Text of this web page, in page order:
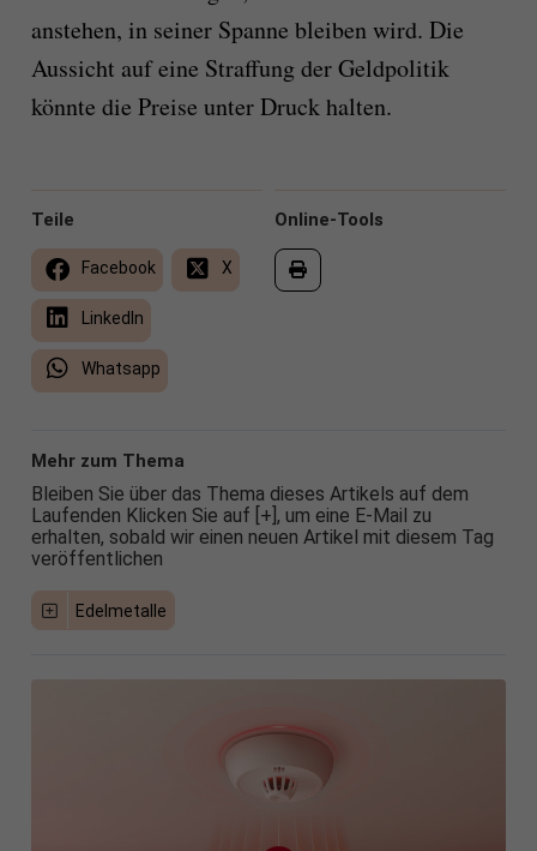
anstehen, in seiner Spanne bleiben wird. Die
Aussicht auf eine Straffung der Geldpolitik
könnte die Preise unter Druck halten.
Online-Tools
Teile
Facebook X
LinkedIn
Whatsapp
Mehr zum Thema
Bleiben Sie über das Thema dieses Artikels auf dem
Laufenden Klicken Sie auf [+], um eine E-Mail zu
erhalten, sobald wir einen neuen Artikel mit diesem Tag
veröffentlichen
Edelmetalle